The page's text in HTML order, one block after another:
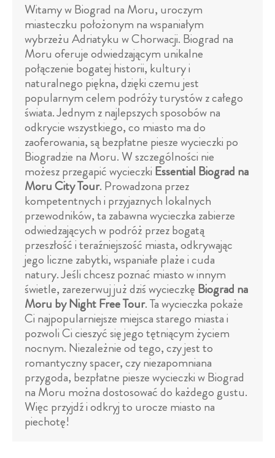
Witamy w Biograd na Moru, uroczym
miasteczku położonym na wspaniałym
wybrzeżu Adriatyku w Chorwacji. Biograd na
Moru oferuje odwiedzającym unikalne
połączenie bogatej historii, kultury i
naturalnego piękna, dzięki czemu jest
popularnym celem podróży turystów z całego
świata. Jednym z najlepszych sposobów na
odkrycie wszystkiego, co miasto ma do
zaoferowania, są bezpłatne piesze wycieczki po
Biogradzie na Moru. W szczególności nie
możesz przegapić wycieczki Essential Biograd na
Moru City Tour. Prowadzona przez
kompetentnych i przyjaznych lokalnych
przewodników, ta zabawna wycieczka zabierze
odwiedzających w podróż przez bogatą
przeszłość i teraźniejszość miasta, odkrywając
jego liczne zabytki, wspaniałe plaże i cuda
natury. Jeśli chcesz poznać miasto w innym
świetle, zarezerwuj już dziś wycieczkę Biograd na
Moru by Night Free Tour. Ta wycieczka pokaże
Ci najpopularniejsze miejsca starego miasta i
pozwoli Ci cieszyć się jego tętniącym życiem
nocnym. Niezależnie od tego, czy jest to
romantyczny spacer, czy niezapomniana
przygoda, bezpłatne piesze wycieczki w Biograd
na Moru można dostosować do każdego gustu.
Więc przyjdź i odkryj to urocze miasto na
piechotę!